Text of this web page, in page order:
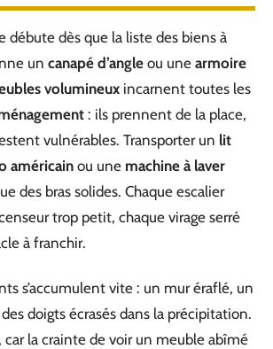
débute dès que la liste des biens à
un canapé d’angle ou une armoire
volumineux incarnent toutes les
: ils prennent de la place,
vulnérables. Transporter un lit
américain ou une machine à laver
des bras solides. Chaque escalier
trop petit, chaque virage serré
à franchir.
s’accumulent vite : un mur éraflé, un
doigts écrasés dans la précipitation.
car la crainte de voir un meuble abîmé